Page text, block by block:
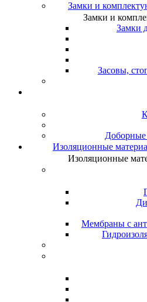
Замки и
Замки и
Замки
Засовы,
Доборные
Изоляционные
Изоляционные
Мембраны с